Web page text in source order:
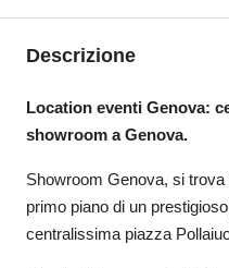
Descrizione
Location eventi Genova:
showroom a Genova.
Showroom Genova, si
primo piano di un
centralissima piazza